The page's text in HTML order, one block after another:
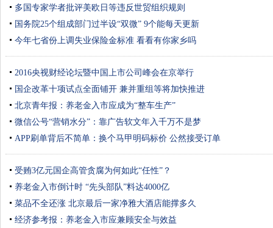
多国专家学者批评美欧日等违反世贸组织规则
国务院25个组成部门过半设“双微” 9个能每天更新
今年七省份上调失业保险金标准 看看有你家乡吗
2016央视财经论坛暨中国上市公司峰会在京举行
国企改革十项试点全面铺开 兼并重组等将加快推进
北京青年报：养老金入市应成为“整车生产”
微信公号“营销水分”：靠广告软文年入千万不是梦
APP刷单背后不简单：换个马甲明码标价 公然接受订单
受贿3亿元国企高管贪腐为何如此“任性”？
养老金入市倒计时 “先头部队”料达4000亿
菜品不全还涨 北京最后一家净雅大酒店能撑多久
经济参考报：养老金入市应兼顾安全与效益